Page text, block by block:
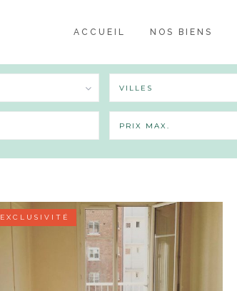
ACCUEIL NOS BIENS
VILLES
EXCLUSIVITÉ